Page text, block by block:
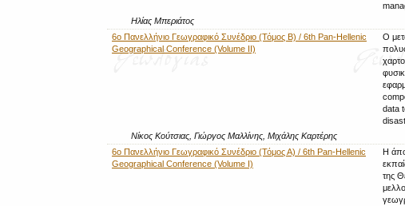
Ηλίας Μπεριάτος
6ο Πανελλήνιο Γεωγραφικό Συνέδριο (Τόμος Β) / 6th Pan-Hellenic
Geographical Conference (Volume II)
Ο
data
Νίκος Κούτσιας, Γιώργος Μαλλίνης, Μιχάλης Καρτέρης
6ο Πανελλήνιο Γεωγραφικό Συνέδριο (Τόμος Α) / 6th Pan-Hellenic
Geographical Conference (Volume I)
Η
της